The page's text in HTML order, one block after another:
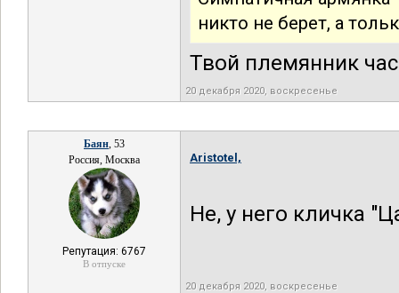
никто не берет, а
Твой племянник
20 декабря 2020, воскресенье
Баян, 53
Россия, Москва
Репутация: 6767
В отпуске
Aristotel,
Не, у него кличка
20 декабря 2020, воскресенье